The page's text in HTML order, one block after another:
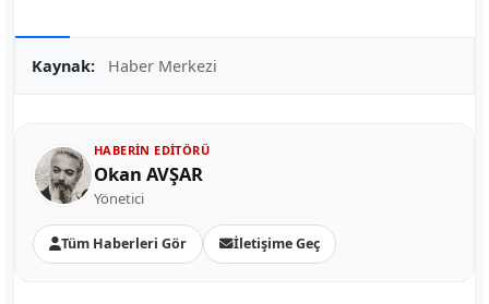
Kaynak: Haber Merkezi
HABERIN EDITÖRÜ
Okan AVŞAR
Yönetici
Tüm Haberleri Gör İletişime Geç